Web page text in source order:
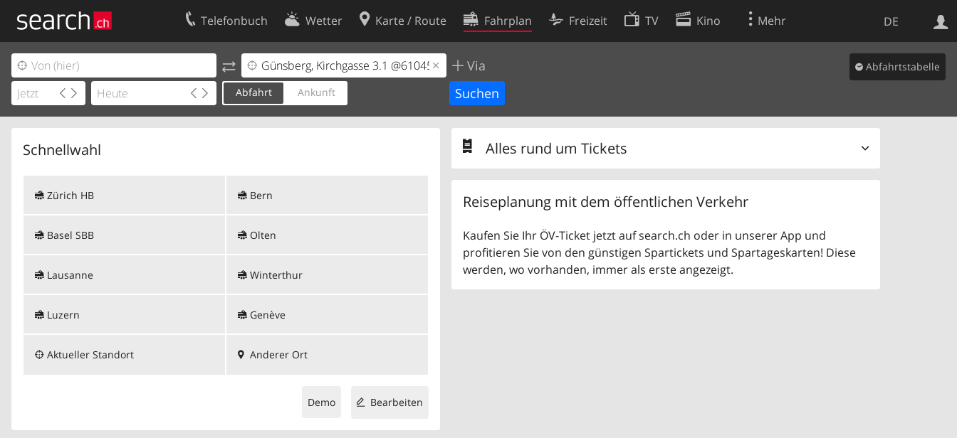
DE
Telefonbuch Wetter Karte / Route Fahrplan Freizeit TV Kino Mehr
Via
Abfahrt Ankunft
Abfahrtstabelle
Schnellwahl
Zürich HB
Basel SBB
Lausanne
Luzern
Bern
Olten
Winterthur
Genève
Aktueller Standort Anderer Ort
Bearbeiten
Demo
Alles rund um Tickets
Reiseplanung mit dem öffentlichen Verkehr
Kaufen Sie Ihr ÖV-Ticket jetzt auf search.ch oder in unserer App und
profitieren Sie von den günstigen Spartickets und Spartageskarten! Diese
werden, wo vorhanden, immer als erste angezeigt.
Ihr Eintrag
Kundencenter Geschäftskunden
Kontakt
Nutzungsbedingungen
Cookie-Einstellungen